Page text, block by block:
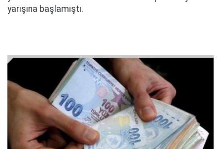
yarışına başlamıştı.